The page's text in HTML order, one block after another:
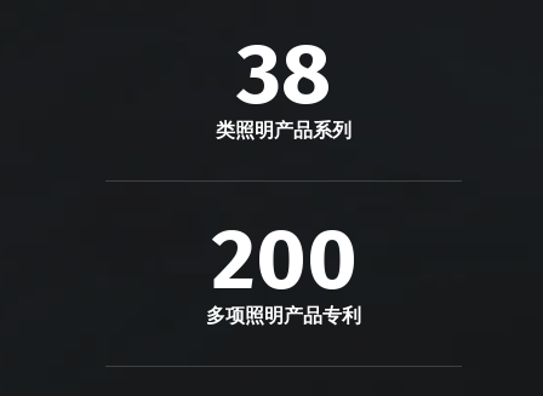
38
类照明产品系列
200
多项照明产品专利